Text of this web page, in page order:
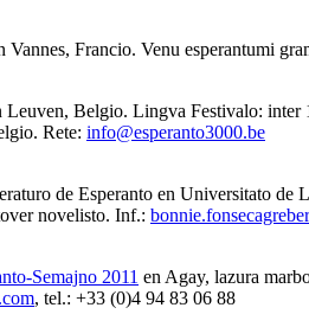
Vannes, Francio. Venu esperantumi
Leuven, Belgio. Lingva Festivalo: inter
Rete: info@esperanto3000.be
de Esperanto en Universitato
novelisto. Inf.:
Semajno 2011 en Agay, lazura
, tel.: +33 (0)4 94 83 06 88